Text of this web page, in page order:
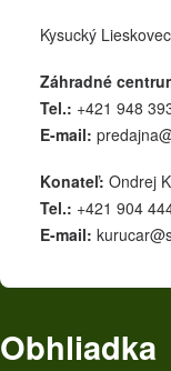
Kysucký
Záhradné
Tel.: +421 948
E-mail:
Konateľ: Ondrej
Tel.: +421 904
E-mail:
Obhliadka